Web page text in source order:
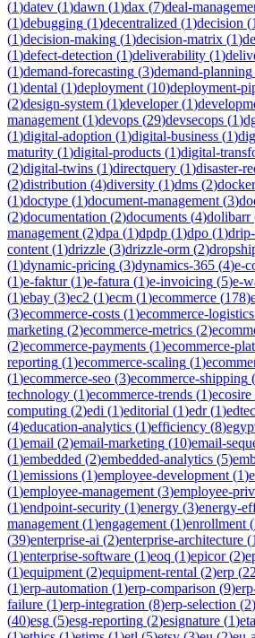
(1)datev (1)dawn (1)dax (7)deal-
(1)debugging (1)decentralized (1)decision (1
(1)decision-making (1)decision-matrix (1)
(1)defect-detection (1)deliverability (1)
(1)demand-forecasting (3)demand-planning
(1)dental (1)deployment (10)deployment-
(2)design-system (1)developer(1)
management (1)devops (29)devsecops (1)
(1)digital-adoption (1)digital-business (1)
maturity (1)digital-products (1)digital-
(2)digital-twins (1)directquery (1)disaster-
(2)distribution (4)diversity (1)dms (2)docker
(1)doctype (1)document-management (3)
(2)documentation (2)documents (4)dolibarr
management (2)dpa (1)dpdp (1)dpo (1)
content (1)drizzle (3)drizzle-orm (2)
(1)dynamic-pricing (3)dynamics-365 (4)e-
(1)e-faktur(1)e-fatura (1)e-invoicing (5)e-
(1)ebay (3)ec2 (1)ecm (1)ecommerce (178)
(3)ecommerce-costs (1)ecommerce-logistics
marketing (2)ecommerce-metrics (2)
(2)ecommerce-payments (1)ecommerce-
reporting (1)ecommerce-scaling (1)
(1)ecommerce-seo (3)ecommerce-shipping (
technology (1)ecommerce-trends (1)ecosire
computing (2)edi (1)editorial (1)edr(1)
(4)education-analytics (1)efficiency (8)
(1)email (2)email-marketing (10)email-
(1)embedded (2)embedded-analytics (5)
(1)emissions (1)employee-development (1)
(1)employee-management (3)employee-
(1)endpoint-security (1)energy (3)energy-
management (1)engagement (1)enrollment (
(39)enterprise-ai (2)enterprise-architecture (1
(1)enterprise-software (1)eoq (1)epicor(2)
(1)equipment (2)equipment-rental (2)erp (
(1)erp-automation (1)erp-comparison (9)
failure (1)erp-integration (8)erp-selection (2)
(40)esg (5)esg-reporting (2)esignature (1)eta